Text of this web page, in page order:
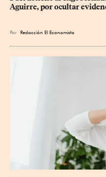
Aguirre, por ocultar
Por Redacción El Economista